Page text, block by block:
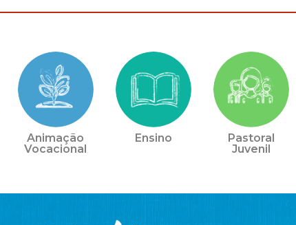
Animação
Vocacional
Ensino
Pastoral
Juvenil